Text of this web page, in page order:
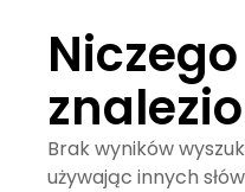
Brak wyników
używając innych